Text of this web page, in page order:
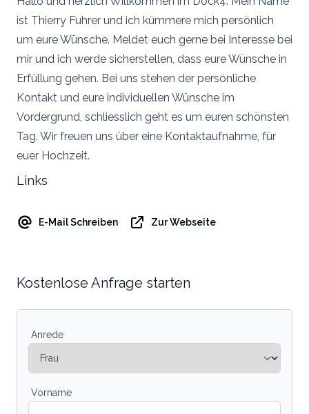
ist Thierry Fuhrer und ich kümmere mich persönlich
um eure Wünsche. Meldet euch gerne bei Interesse bei
mir und ich werde sicherstellen, dass eure Wünsche in
Erfüllung gehen. Bei uns stehen der persönliche
Kontakt und eure individuellen Wünsche im
Vordergrund, schliesslich geht es um euren schönsten
Tag. Wir freuen uns über eine Kontaktaufnahme, für
euer Hochzeit.
Links
E-Mail Schreiben Zur Webseite
Kostenlose Anfrage starten
Anrede
Vorname